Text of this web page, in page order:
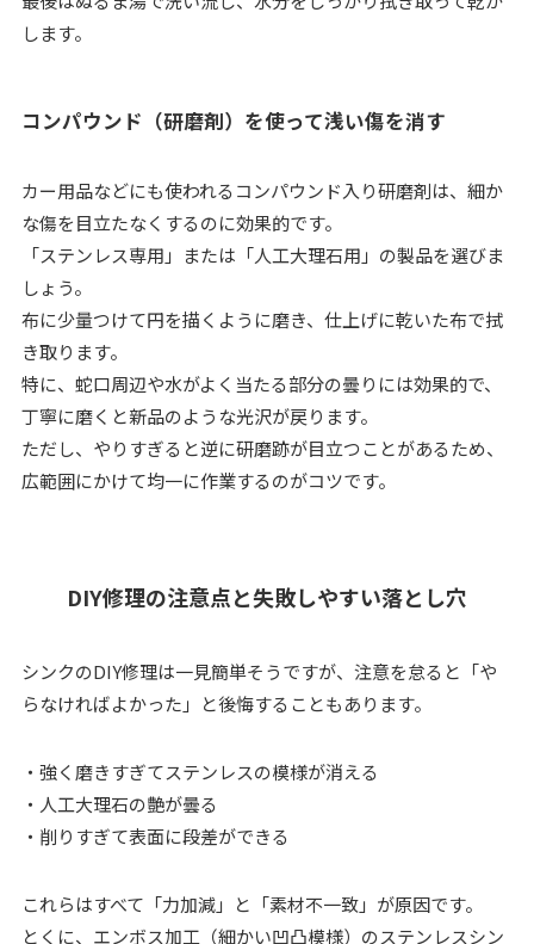
します。
コンパウンド（研磨剤）を使って浅い傷を消す
カー用品などにも使われるコンパウンド入り研磨剤は、細か
な傷を目立たなくするのに効果的です。
「ステンレス専用」または「人工大理石用」の製品を選びま
しょう。
布に少量つけて円を描くように磨き、仕上げに乾いた布で拭
き取ります。
特に、蛇口周辺や水がよく当たる部分の曇りには効果的で、
丁寧に磨くと新品のような光沢が戻ります。
ただし、やりすぎると逆に研磨跡が目立つことがあるため、
広範囲にかけて均一に作業するのがコツです。
DIY修理の注意点と失敗しやすい落とし穴
シンクのDIY修理は一見簡単そうですが、注意を怠ると「や
らなければよかった」と後悔することもあります。
・強く磨きすぎてステンレスの模様が消える
・人工大理石の艶が曇る
・削りすぎて表面に段差ができる
これらはすべて「力加減」と「素材不一致」が原因です。
とくに、エンボス加工（細かい凹凸模様）のステンレスシン